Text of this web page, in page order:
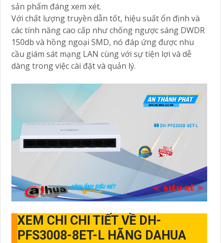
sản phẩm đáng xem xét.
Với chất lượng truyền dẫn tốt, hiệu suất ổn định và
các tính năng cao cấp như chống ngược sáng DWDR
150db và hồng ngoại SMD, nó đáp ứng được nhu
cầu giám sát mạng LAN cùng với sự tiện lợi và dễ
dàng trong việc cài đặt và quản lý.
XEM CHI CHI TIẾT VỀ DH-
PFS3008-8ET-L HÃNG DAHUA